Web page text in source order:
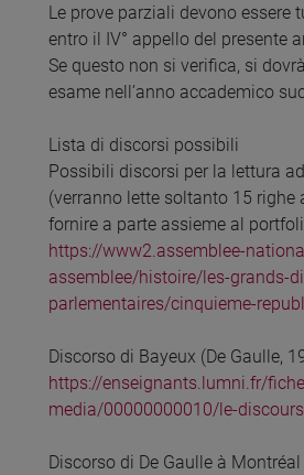
Le prove parziali devono essere
entro il IV° appello del presente
Se questo non si verifica, si
esame nell’anno accademico
Lista di discorsi possibili
Possibili discorsi per la lettura
(verranno lette soltanto 15 righe
fornire a parte assieme al
https://www2.assemblee-
assemblee/histoire/les-grands-
parlementaires/cinquieme-
Discorso di Bayeux (De Gaulle,
https://enseignants.lumni.fr/
media/00000000010/le-
Discorso di De Gaulle à